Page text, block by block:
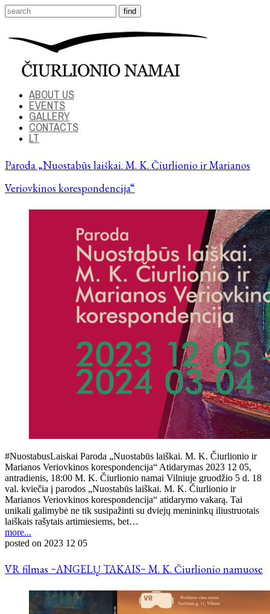
ABOUT US
EVENTS
GALLERY
CONTACTS
LT
Paroda „Nuostabūs laiškai. M. K. Čiurlionio ir Marianos
Veriovkinos korespondencija“
#NuostabusLaiskai Paroda „Nuostabūs laiškai. M. K. Čiurlionio ir
Marianos Veriovkinos korespondencija“ Atidarymas 2023 12 05,
antradienis, 18:00 M. K. Čiurlionio namai Vilniuje gruodžio 5 d. 18
val. kviečia į parodos „Nuostabūs laiškai. M. K. Čiurlionio ir
Marianos Veriovkinos korespondencija“ atidarymo vakarą. Tai
unikali galimybė ne tik susipažinti su dviejų menininkų iliustruotais
laiškais rašytais artimiesiems, bet…
more...
posted on 2023 12 05
VR filmas ~ANGELŲ TAKAIS~ M. K. Čiurlionio namuose